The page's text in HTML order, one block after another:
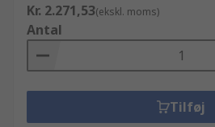
Kr. 2.271,53(ekskl. moms)
Antal
Tilføj